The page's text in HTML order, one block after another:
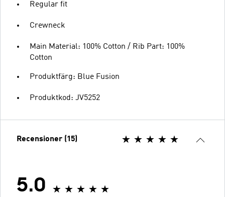
Regular fit
Crewneck
Main Material: 100% Cotton / Rib Part: 100%
Cotton
Produktfärg: Blue Fusion
Produktkod: JV5252
Recensioner (15)
5.0